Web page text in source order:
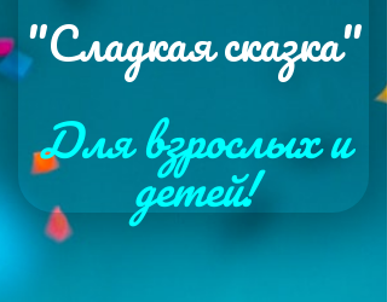
"Сладкая сказка"
Для взрослых и
детей!